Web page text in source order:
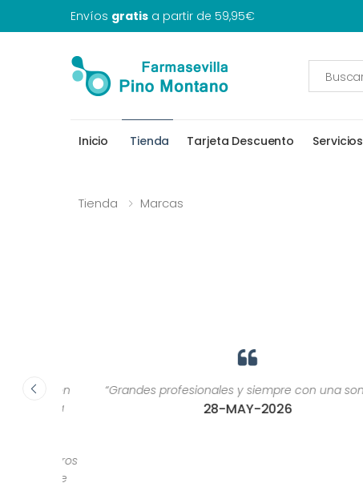
Envíos gratis a partir de 59,95€
Inicio Tienda Tarjeta Descuento Servicios
Tienda Marcas
son
“Grandes profesionales y siempre con una sonrisa.”
28-MAY-2026